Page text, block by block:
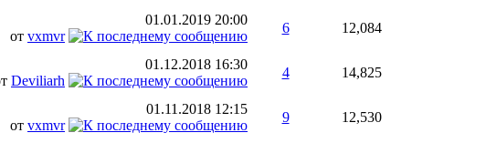
01.01.2019 20:00
от vxmvr
6 12,084
01.12.2018 16:30
Deviliarh
4 14,825
01.11.2018 12:15
от vxmvr
9 12,530